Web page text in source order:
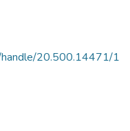
handle/20.500.14471/1